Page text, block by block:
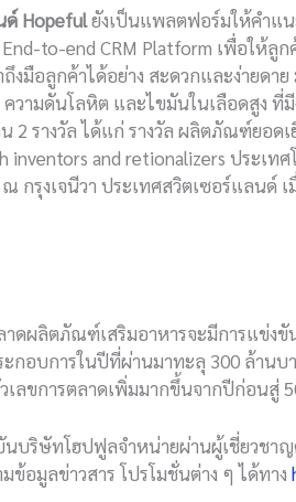
ด์ Hopefulยังเป็นแพลตฟอร์มให้คำแ
to-end CRM Platform เพื่อให้ลูก
งมือลูกค้าได้อย่าง สะดวกและง่ายด
ความดันโลหิต และไขมันในเลือดสูง ที่
2 รางวัล ได้แก่ รางวัล ผลิตภัณฑ์ยอ
inventors and retionalizers ประเท
กรุงเจนีวา ประเทศสวิตเซอร์แลนด์
ดผลิตภัณฑ์เสริมอาหารจะมีการแข่งขั
กอบการในปีที่ผ่านมาทะลุ 300 ล้านบ
เลขการตลาดเพิ่มมากขึ้นจากปีก่อนสู่
บริษัทโฮปฟูลจำหน่ายผ่านผู้เชี่ยวชา
ข้อมูลข่าวสาร โปรโมชั่นต่าง ๆ ได้ทาง